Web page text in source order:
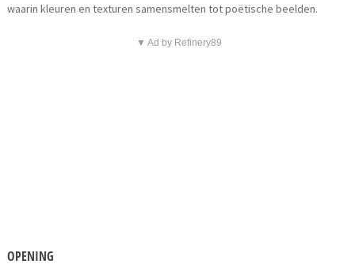
waarin kleuren en texturen samensmelten tot poëtische beelden.
▼ Ad by Refinery89
OPENING